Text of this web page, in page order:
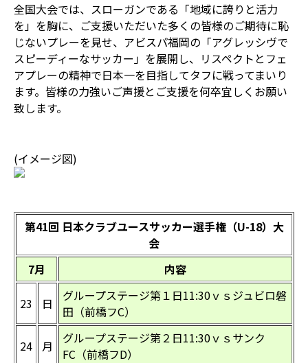
全国大会では、スローガンである「地域に誇りと活力
を」を胸に、ご支援いただいた多くの皆様のご期待に恥
じないプレーを見せ、アビスパ福岡の「アグレッシヴで
スピーディーなサッカー」を展開し、リスペクトとフェ
アプレーの精神で日本一を目指してタフに戦ってまいり
ます。皆様の力強いご声援とご支援を何卒宜しくお願い
致します。
(イメージ図)
第41回 日本クラブユースサッカー選手権（U-18）大
会
7月
内容
23 日
グループステージ第１日11:30ｖｓジュビロ磐
田（前橋フC）
24 月
グループステージ第２日11:30ｖｓサンク
FC（前橋フD）